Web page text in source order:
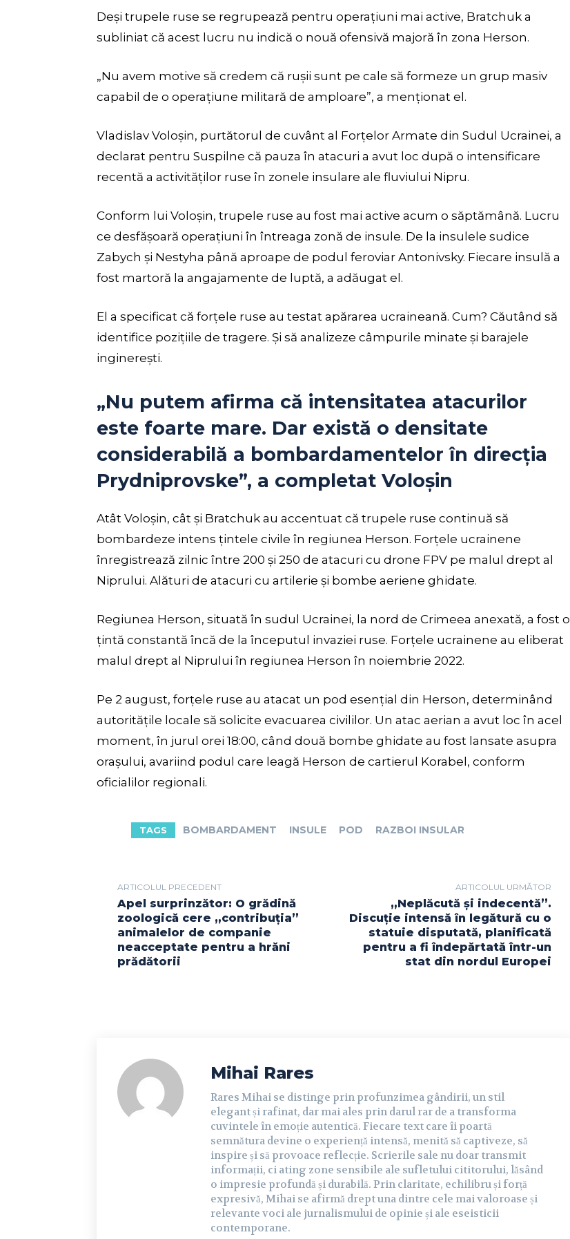
Deși trupele ruse se regrupează pentru operațiuni mai active, Bratchuk a
subliniat că acest lucru nu indică o nouă ofensivă majoră în zona Herson.
„Nu avem motive să credem că rușii sunt pe cale să formeze un grup masiv
capabil de o operațiune militară de amploare”, a menționat el.
Vladislav Voloșin, purtătorul de cuvânt al Forțelor Armate din Sudul Ucrainei, a
declarat pentru Suspilne că pauza în atacuri a avut loc după o intensificare
recentă a activităților ruse în zonele insulare ale fluviului Nipru.
Conform lui Voloșin, trupele ruse au fost mai active acum o săptămână. Lucru
ce desfășoară operațiuni în întreaga zonă de insule. De la insulele sudice
Zabych și Nestyha până aproape de podul feroviar Antonivsky. Fiecare insulă a
fost martoră la angajamente de luptă, a adăugat el.
El a specificat că forțele ruse au testat apărarea ucraineană. Cum? Căutând să
identifice pozițiile de tragere. Și să analizeze câmpurile minate și barajele
inginerești.
„Nu putem afirma că intensitatea atacurilor
este foarte mare. Dar există o densitate
considerabilă a bombardamentelor în direcția
Prydniprovske”, a completat Voloșin
Atât Voloșin, cât și Bratchuk au accentuat că trupele ruse continuă să
bombardeze intens țintele civile în regiunea Herson. Forțele ucrainene
înregistrează zilnic între 200 și 250 de atacuri cu drone FPV pe malul drept al
Niprului. Alături de atacuri cu artilerie și bombe aeriene ghidate.
Regiunea Herson, situată în sudul Ucrainei, la nord de Crimeea anexată, a fost o
țintă constantă încă de la începutul invaziei ruse. Forțele ucrainene au eliberat
malul drept al Niprului în regiunea Herson în noiembrie 2022.
Pe 2 august, forțele ruse au atacat un pod esențial din Herson, determinând
autoritățile locale să solicite evacuarea civililor. Un atac aerian a avut loc în acel
moment, în jurul orei 18:00, când două bombe ghidate au fost lansate asupra
orașului, avariind podul care leagă Herson de cartierul Korabel, conform
oficialilor regionali.
TAGS BOMBARDAMENT INSULE POD RAZBOI INSULAR
ARTICOLUL PRECEDENT
Apel surprinzător: O grădină
zoologică cere „contribuția”
animalelor de companie
neacceptate pentru a hrăni
prădătorii
ARTICOLUL URMĂTOR
„Neplăcută și indecentă”.
Discuție intensă în legătură cu o
statuie disputată, planificată
pentru a fi îndepărtată într-un
stat din nordul Europei
Mihai Rares
Rares Mihai se distinge prin profunzimea gândirii, un stil
elegant și rafinat, dar mai ales prin darul rar de a transforma
cuvintele în emoție autentică. Fiecare text care îi poartă
semnătura devine o experiență intensă, menită să captiveze, să
inspire și să provoace reflecție. Scrierile sale nu doar transmit
informații, ci ating zone sensibile ale sufletului cititorului, lăsând
o impresie profundă și durabilă. Prin claritate, echilibru și forță
expresivă, Mihai se afirmă drept una dintre cele mai valoroase și
relevante voci ale jurnalismului de opinie și ale eseisticii
contemporane.